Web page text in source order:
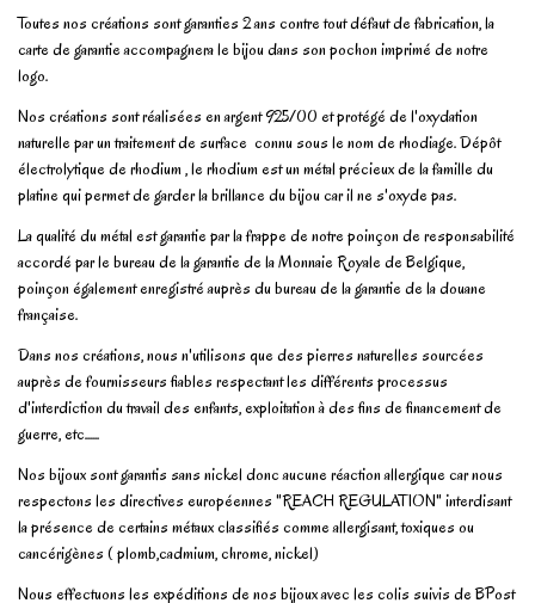
Toutes nos créations sont garanties 2 ans contre tout défaut de fabrication, la
carte de garantie accompagnera le bijou dans son pochon imprimé de notre
logo.
Nos créations sont réalisées en argent 925/00 et protégé de l'oxydation
naturelle par un traitement de surface connu sous le nom de rhodiage. Dépôt
électrolytique de rhodium , le rhodium est un métal précieux de la famille du
platine qui permet de garder la brillance du bijou car il ne s'oxyde pas.
La qualité du métal est garantie par la frappe de notre poinçon de responsabilité
accordé par le bureau de la garantie de la Monnaie Royale de Belgique,
poinçon également enregistré auprès du bureau de la garantie de la douane
française.
Dans nos créations, nous n'utilisons que des pierres naturelles sourcées
auprès de fournisseurs fiables respectant les différents processus
d'interdiction du travail des enfants, exploitation à des fins de financement de
guerre, etc......
Nos bijoux sont garantis sans nickel donc aucune réaction allergique car nous
respectons les directives européennes "REACH REGULATION" interdisant
la présence de certains métaux classifiés comme allergisant, toxiques ou
cancérigènes ( plomb,cadmium, chrome, nickel)
Nous effectuons les expéditions de nos bijoux avec les colis suivis de BPost